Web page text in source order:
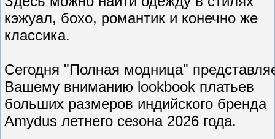
кэжуал, бохо, романтик и конечно же
классика.
Сегодня "Полная модница"
Вашему вниманию lookbook платьев
больших размеров индийского бренда
Amydus летнего сезона 2026 года.